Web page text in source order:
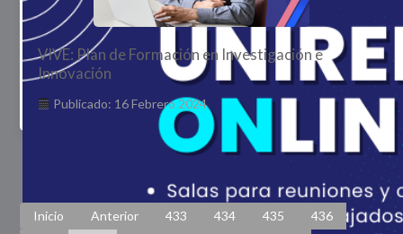
VIVE: Plan de Formación en Investigación e
Innovación
Publicado: 16 Febrero 2024
Página 438 de 448
Inicio
Anterior 433 434 435
436